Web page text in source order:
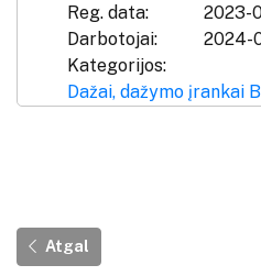
Reg. data:
2023-
Darbotojai:
2024-
Kategorijos:
Dažai, dažymo įrankai
Atgal